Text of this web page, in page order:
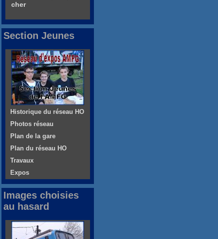
cher
Section Jeunes
Historique du réseau HO
Photos réseau
Plan de la gare
Plan du réseau HO
Travaux
Expos
Images choisies
au hasard